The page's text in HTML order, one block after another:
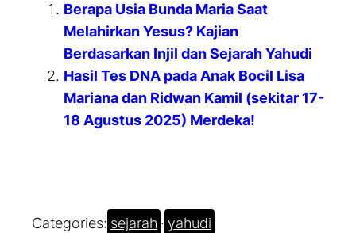
Berapa Usia Bunda Maria Saat
Melahirkan Yesus? Kajian
Berdasarkan Injil dan Sejarah Yahudi
Hasil Tes DNA pada Anak Bocil Lisa
Mariana dan Ridwan Kamil (sekitar 17-
18 Agustus 2025) Merdeka!
Categories: sejarah · yahudi